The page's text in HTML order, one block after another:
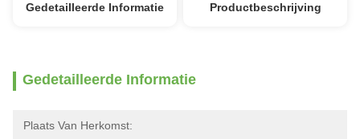
Gedetailleerde Informatie Productbeschrijving
Gedetailleerde Informatie
Plaats Van Herkomst: